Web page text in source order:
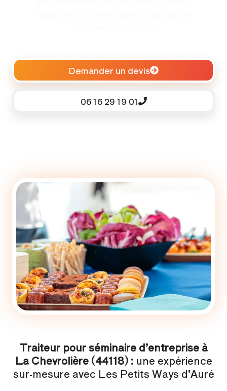
Demander un devis
06 16 29 19 01
Traiteur pour séminaire d’entreprise à
La Chevrolière (44118) :une expérience
sur-mesure avec Les Petits Ways d’Auré